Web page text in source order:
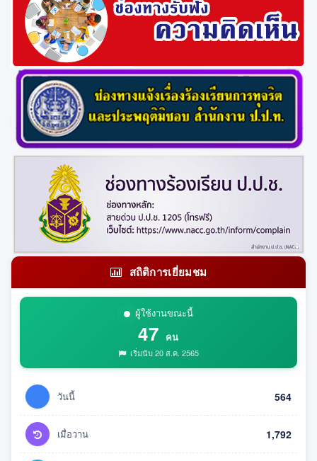
สถิติการเยี่ยมชม
ผู้ใช้งานขณะนี้
47 คน
เริ่มนับ 20 ส.ค. 2565
วันนี้ 564
เมื่อวาน 1,792